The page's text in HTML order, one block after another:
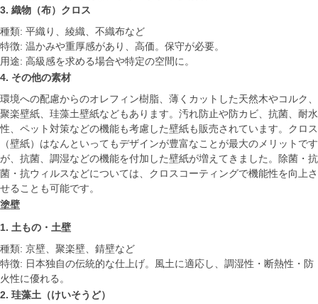
3. 織物（布）クロス
種類: 平織り、綾織、不織布など
特徴: 温かみや重厚感があり、高価。保守が必要。
用途: 高級感を求める場合や特定の空間に。
4. その他の素材
環境への配慮からのオレフィン樹脂、薄くカットした天然木やコルク、
聚楽壁紙、珪藻土壁紙などもあります。汚れ防止や防カビ、抗菌、耐水
性、ペット対策などの機能も考慮した壁紙も販売されています。クロス
（壁紙）はなんといってもデザインが豊富なことが最大のメリットです
が、抗菌、調湿などの機能を付加した壁紙が増えてきました。除菌・抗
菌・抗ウィルスなどについては、クロスコーティングで機能性を向上さ
せることも可能です。
塗壁
1. 土もの・土壁
種類: 京壁、聚楽壁、錆壁など
特徴: 日本独自の伝統的な仕上げ。風土に適応し、調湿性・断熱性・防
火性に優れる。
2. 珪藻土（けいそうど）